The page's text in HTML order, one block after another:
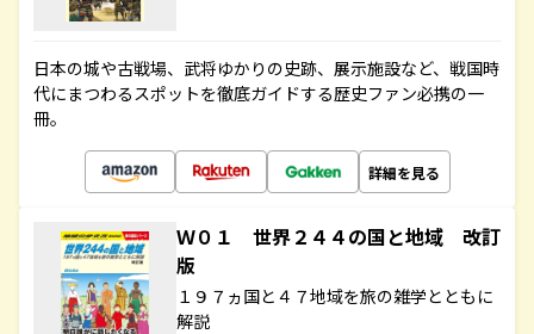
日本の城や古戦場、武将ゆかりの史跡、展示施設など、戦国時
代にまつわるスポットを徹底ガイドする歴史ファン必携の一
冊。
詳細を見る
Ｗ０１ 世界２４４の国と地域 改訂
版
１９７ヵ国と４７地域を旅の雑学とともに
解説